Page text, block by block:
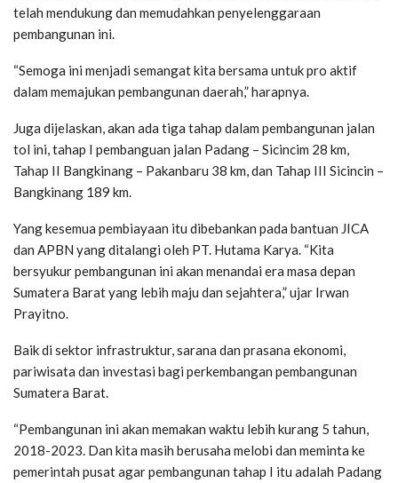
telah mendukung dan memudahkan penyelenggaraan
pembangunan ini.
“Semoga ini menjadi semangat kita bersama untuk pro aktif
dalam memajukan pembangunan daerah,” harapnya.
Juga dijelaskan, akan ada tiga tahap dalam pembangunan jalan
tol ini, tahap I pembanguan jalan Padang – Sicincim 28 km,
Tahap II Bangkinang – Pakanbaru 38 km, dan Tahap III Sicincin –
Bangkinang 189 km.
Yang kesemua pembiayaan itu dibebankan pada bantuan JICA
dan APBN yang ditalangi oleh PT. Hutama Karya. “Kita
bersyukur pembangunan ini akan menandai era masa depan
Sumatera Barat yang lebih maju dan sejahtera,” ujar Irwan
Prayitno.
Baik di sektor infrastruktur, sarana dan prasana ekonomi,
pariwisata dan investasi bagi perkembangan pembangunan
Sumatera Barat.
“Pembangunan ini akan memakan waktu lebih kurang 5 tahun,
2018-2023. Dan kita masih berusaha melobi dan meminta ke
pemerintah pusat agar pembangunan tahap I itu adalah Padang